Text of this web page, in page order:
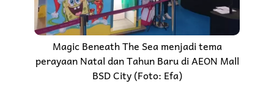
Magic Beneath The Sea menjadi tema
perayaan Natal dan Tahun Baru di AEON Mall
BSD City (Foto: Efa)